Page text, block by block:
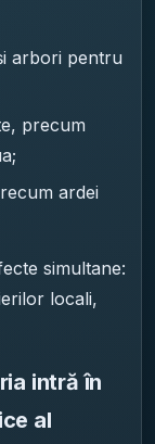
arbori pentru
precum
ardei
simultane:
locali,
intră în
al